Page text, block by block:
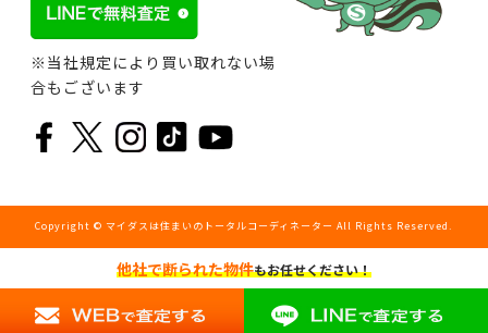
他社で断られた物件もお任せください！
※当社規定により買い取れない場
合もございます
Copyright © マイダスは住まいのトータルコーディネーター All Rights Reserved.